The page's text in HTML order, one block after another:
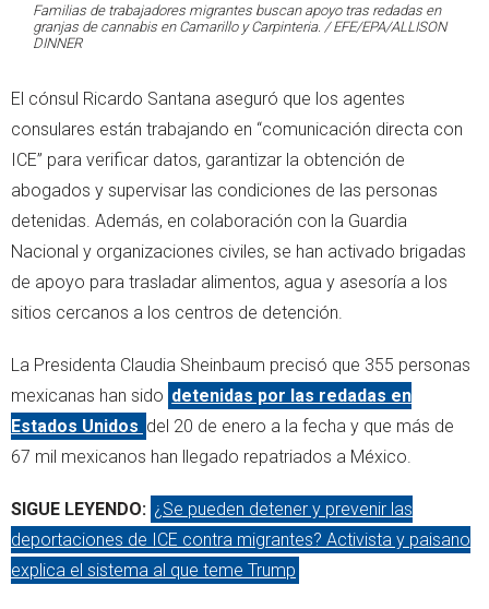
Familias de trabajadores migrantes buscan apoyo tras redadas en
granjas de cannabis en Camarillo y Carpinteria. / EFE/EPA/ALLISON
DINNER
El cónsul Ricardo Santana aseguró que los agentes
consulares están trabajando en “comunicación directa con
ICE” para verificar datos, garantizar la obtención de
abogados y supervisar las condiciones de las personas
detenidas. Además, en colaboración con la Guardia
Nacional y organizaciones civiles, se han activado brigadas
de apoyo para trasladar alimentos, agua y asesoría a los
sitios cercanos a los centros de detención.
La Presidenta Claudia Sheinbaum precisó que 355 personas
mexicanas han sido detenidas por las redadas en
Estados Unidos del 20 de enero a la fecha y que más de
67 mil mexicanos han llegado repatriados a México.
SIGUE LEYENDO: ¿Se pueden detener y prevenir las
deportaciones de ICE contra migrantes? Activista y paisano
explica el sistema al que teme Trump